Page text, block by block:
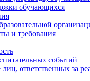
обучающихся
и требования
событий
ответственных за